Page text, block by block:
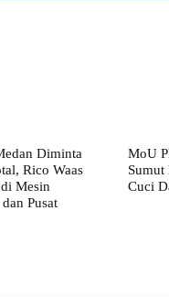
Diminta
Rico Waas
Mesin
Pusat
MoU
Sumut
Cuci